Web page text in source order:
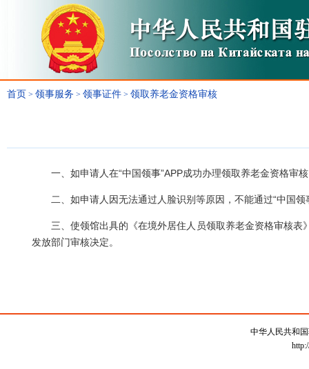
首页 > 领事服务 > 领事证件 > 领取养老金资格审核
一、如申请人在“中国领事”APP成功办理领取养老金资格审
二、如申请人因无法通过人脸识别等原因，不能通过“中国
三、使领馆出具的《在境外居住人员领取养老金资格审核表
发放部门审核决定。
中华人民共和